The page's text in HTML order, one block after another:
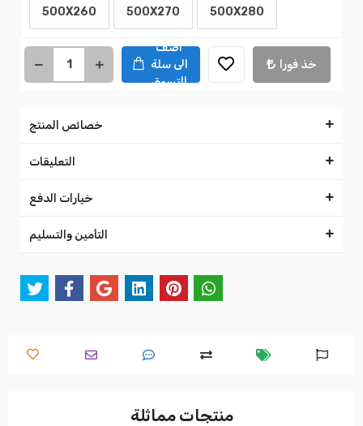
500X260 500X270 500X280
اضف
الى سلة
التسوق
خذ فورا
خصائص المنتج
التعليقات
خيارات الدفع
التأمين والتسليم
منتجات مماثلة